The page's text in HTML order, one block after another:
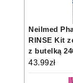
Neilmed
RINSE Kit
z butelką
43.99zł